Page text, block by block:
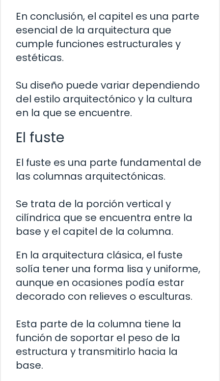
En conclusión, el capitel es una parte
esencial de la arquitectura que
cumple funciones estructurales y
estéticas.
Su diseño puede variar dependiendo
del estilo arquitectónico y la cultura
en la que se encuentre.
El fuste
El fuste es una parte fundamental de
las columnas arquitectónicas.
Se trata de la porción vertical y
cilíndrica que se encuentra entre la
base y el capitel de la columna.
En la arquitectura clásica, el fuste
solía tener una forma lisa y uniforme,
aunque en ocasiones podía estar
decorado con relieves o esculturas.
Esta parte de la columna tiene la
función de soportar el peso de la
estructura y transmitirlo hacia la
base.